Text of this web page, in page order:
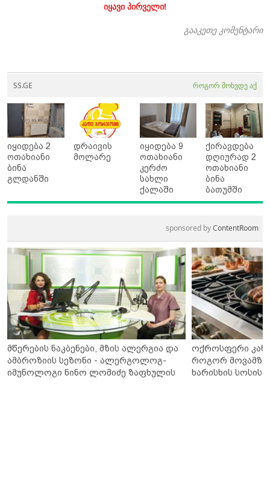
იყავი პირველი!
გააკეთე კომენტარი
SS.GE როგორ მოხვდე აქ
იყიდება 2
ოთახიანი
ბინა
გლდანში
დრაივის
მოლარე
იყიდება 9
ოთახიანი
კერძო
სახლი
ქალაში
ქირავდება
დღიურად 2
ოთახიანი
ბინა
ბათუმში
sponsored byContentRoom
მწერების ნაკბენები, მზის ალერგია და
ამბროზიის სეზონი - ალერგოლოგ-
იმუნოლოგი ნინო ლომიძე ზაფხულის
ოქროსფერი კანი
როგორ
ხარისხის სოსისი